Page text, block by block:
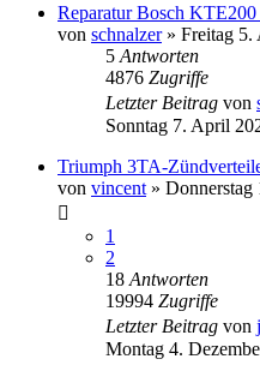
Reparatur Bosch
von schnalzer» Freitag 5.
5 Antworten
4876 Zugriffe
Letzter Beitrag von
Sonntag 7. April
Triumph 3TA-
von vincent » Donnerstag
1
2
18 Antworten
19994 Zugriffe
Letzter Beitrag von
Montag 4.